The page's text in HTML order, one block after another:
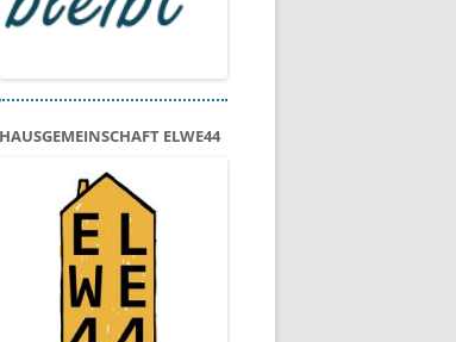
HAUSGEMEINSCHAFT ELWE44